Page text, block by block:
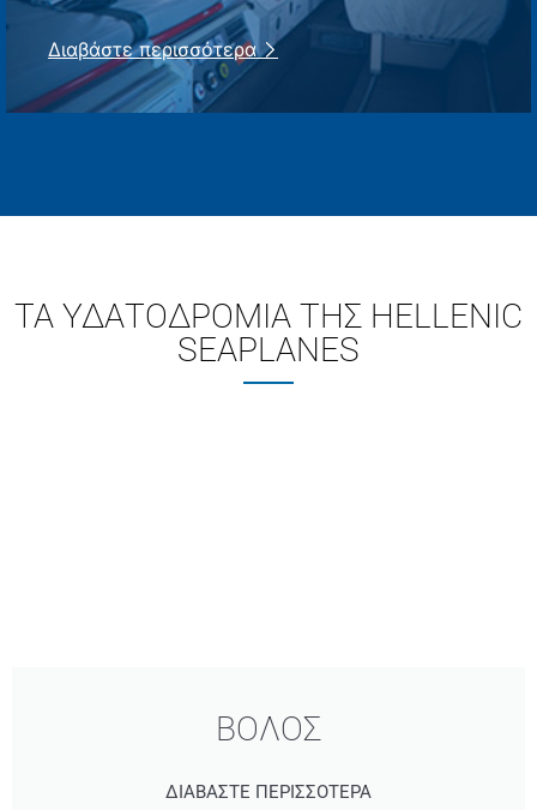
Διαβάστε περισσότερα
ΤΑ ΥΔΑΤΟΔΡΟΜΙΑ ΤΗΣ HELLENIC
SEAPLANES
ΒΟΛΟΣ
ΔΙΑΒΑΣΤΕ ΠΕΡΙΣΣΟΤΕΡΑ